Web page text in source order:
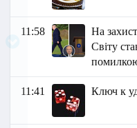
11:58
На
Світу
11:41 Ключ к